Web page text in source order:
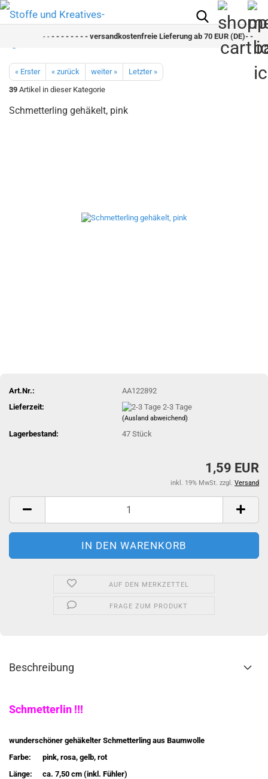
- -- - - - - - - - versandkostenfreie Lieferung ab 70 EUR (DE)- - - - -
« Erster « zurück weiter »
Letzter »
39 Artikel in dieser Kategorie
Schmetterling gehäkelt, pink
Art.Nr.:
AA122892
Lieferzeit:
2-3 Tage
(Ausland abweichend)
Lagerbestand: 47Stück
1,59 EUR
inkl. 19% MwSt. zzgl. Versand
AUF DEN MERKZETTEL
FRAGE ZUM PRODUKT
Beschreibung
Schmetterlin !!!
wunderschöner gehäkelter Schmetterling aus Baumwolle
Farbe:
pink, rosa, gelb, rot
Länge:
ca. 7,50 cm (inkl. Fühler)